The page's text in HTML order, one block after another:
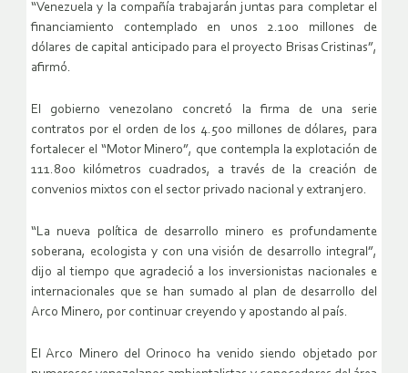
“Venezuela y la compañía trabajarán juntas para completar el
financiamiento contemplado en unos 2.100 millones de
dólares de capital anticipado para el proyecto Brisas Cristinas”,
afirmó.
El gobierno venezolano concretó la firma de una serie
contratos por el orden de los 4.500 millones de dólares, para
fortalecer el “Motor Minero”, que contempla la explotación de
111.800 kilómetros cuadrados, a través de la creación de
convenios mixtos con el sector privado nacional y extranjero.
“La nueva política de desarrollo minero es profundamente
soberana, ecologista y con una visión de desarrollo integral”,
dijo al tiempo que agradeció a los inversionistas nacionales e
internacionales que se han sumado al plan de desarrollo del
Arco Minero, por continuar creyendo y apostando al país.
El Arco Minero del Orinoco ha venido siendo objetado por